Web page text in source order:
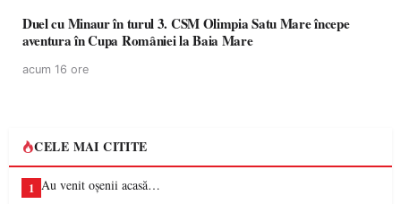
Duel cu Minaur în turul 3. CSM Olimpia Satu Mare începe
aventura în Cupa României la Baia Mare
acum 16 ore
CELE MAI CITITE
1 Au venit oșenii acasă…